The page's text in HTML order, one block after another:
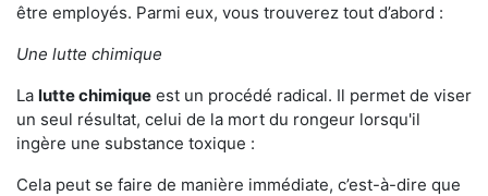
être employés. Parmi eux, vous trouverez tout d’abord :
Une lutte chimique
La lutte chimique est un procédé radical. Il permet de viser
un seul résultat, celui de la mort du rongeur lorsqu'il
ingère une substance toxique :
Cela peut se faire de manière immédiate, c’est-à-dire que